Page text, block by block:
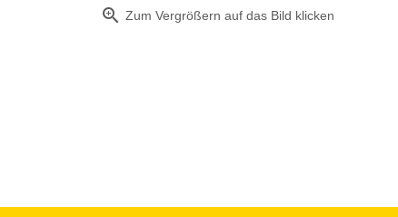
zoom_in Zum Vergrößern auf das Bild klicken